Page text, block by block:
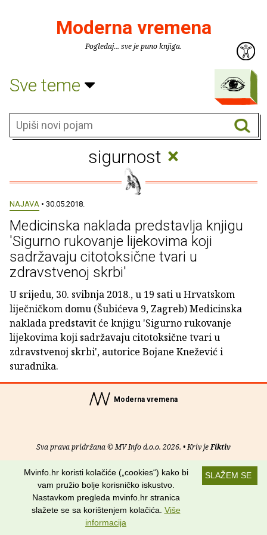
Moderna vremena
Pogledaj... sve je puno knjiga.
Sve teme
sigurnost ×
NAJAVA • 30.05.2018.
Medicinska naklada predstavlja knjigu
'Sigurno rukovanje lijekovima koji
sadržavaju citotoksične tvari u
zdravstvenoj skrbi'
U srijedu, 30. svibnja 2018., u 19 sati u Hrvatskom
liječničkom domu (Šubićeva 9, Zagreb) Medicinska
naklada predstavit će knjigu 'Sigurno rukovanje
lijekovima koji sadržavaju citotoksične tvari u
zdravstvenoj skrbi', autorice Bojane Knežević i
suradnika.
Moderna vremena
Sva prava pridržana © MV Info d.o.o. 2026. • Kriv jeFiktiv
O nama• Pomoć• Uvjeti korištenja•RSS kanali
Potraži nas na:
SLAŽEM SE
Mvinfo.hr koristi kolačiće („cookies“) kako bi
vam pružio bolje korisničko iskustvo.
Nastavkom pregleda mvinfo.hr stranica
slažete se sa korištenjem kolačića. Više
informacija